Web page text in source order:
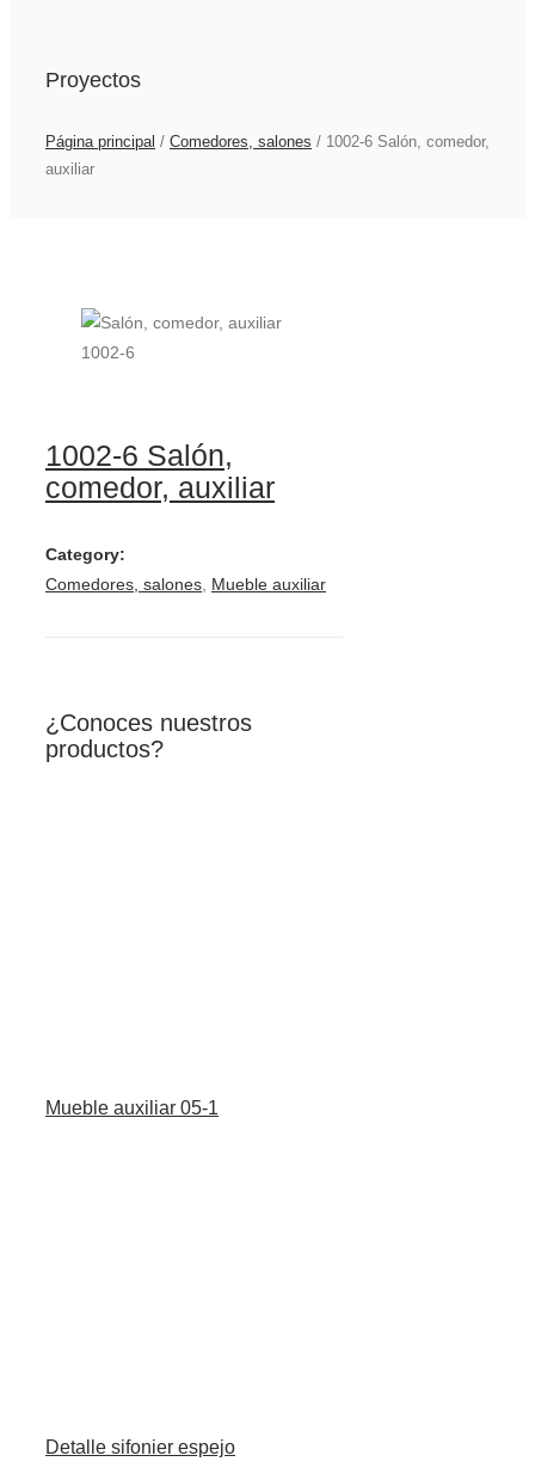
Proyectos
Página principal / Comedores, salones / 1002-6 Salón, comedor,
auxiliar
1002-6 Salón,
comedor, auxiliar
Category:
Comedores, salones Mueble auxiliar
¿Conoces nuestros
productos?
Mueble auxiliar 05-1
Detalle sifonier espejo